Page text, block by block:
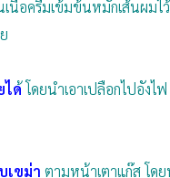
เนื้อครีมเข้มข้นหมักเส้นผ
ไดโดยนำเอาเปลือกไปอังไ
เขม่า ตามหน้าเตาแก๊ส โด